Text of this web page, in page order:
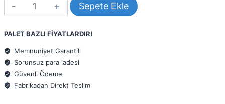
Siyah
125x320
4mm
adet
Sepete Ekle
PALET BAZLI FİYATLARDIR!
Memnuniyet Garantili
Sorunsuz para iadesi
Güvenli Ödeme
Fabrikadan Direkt Teslim